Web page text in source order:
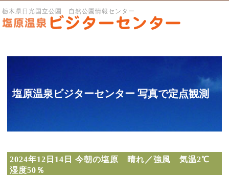
栃木県日光国立公園 自然公園情報センター
塩原温泉ビジターセンター 写真で定点観測
2024年12日14日 今朝の塩原 晴れ／強風 気温2℃
湿度50％